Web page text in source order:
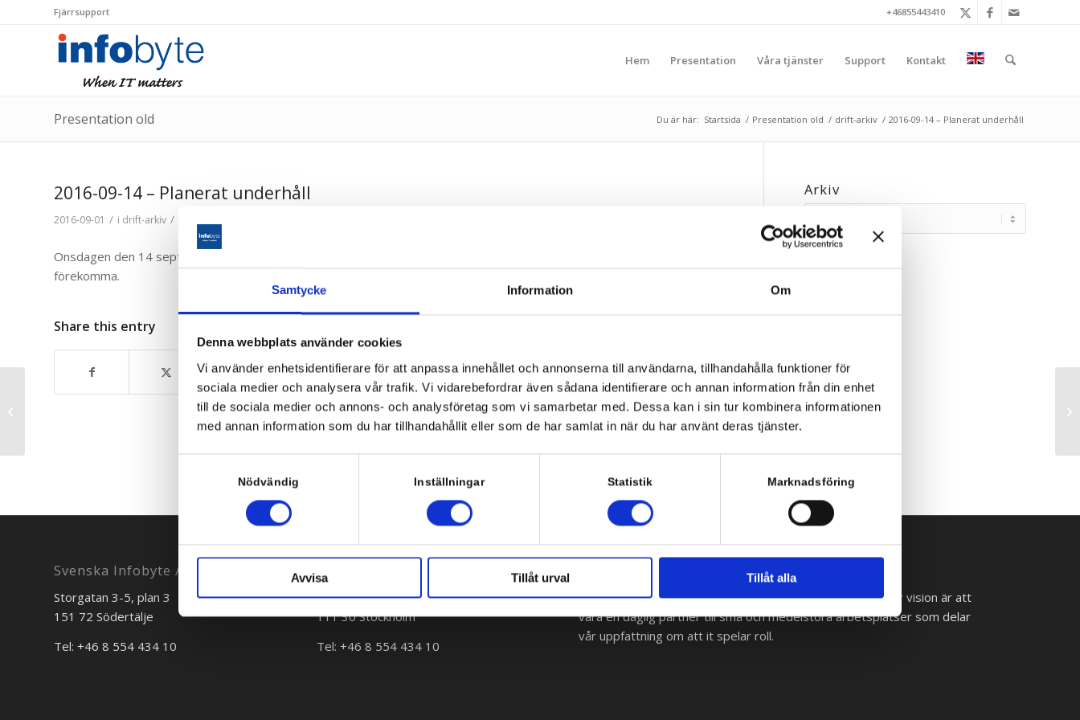
Samtycke Information Om
Denna webbplats använder cookies
Vi använder enhetsidentifierare för att anpassa innehållet och annonserna till användarna, tillhandahålla funktioner för
sociala medier och analysera vår trafik. Vi vidarebefordrar även sådana identifierare och annan information från din enhet
till de sociala medier och annons- och analysföretag som vi samarbetar med. Dessa kan i sin tur kombinera informationen
med annan information som du har tillhandahållit eller som de har samlat in när du har använt deras tjänster.
Nödvändig Inställningar Statistik Marknadsföring
Avvisa Tillåt urval Tillåt alla
Fjärrsupport +46855443410
Hem Presentation Våra tjänster Support Kontakt
Presentation old Du är här: Startsida / Presentation old / drift-arkiv / 2016-09-14 – Planerat underhåll
2016-09-14 – Planerat underhåll
2016-09-01 / i drift-arkiv /
Onsdagen den 14 september utförs planerat underhåll mellan cirka kl 21-23. Kortare störningar i driftstjänsterna kan
förekomma.
Share this entry
Arkiv
Svenska Infobyte AB
Storgatan 3-5, plan 3
151 72 Södertälje
Tel: +46 8 554 434 10
Bredgränd 2
111 30 Stockholm
Tel: +46 8 554 434 10
Vi hjälper våra kunder att lyckas med sina it-satsningar. Vår vision är att
vara en daglig partner till små och medelstora arbetsplatser som delar
vår uppfattning om att it spelar roll.